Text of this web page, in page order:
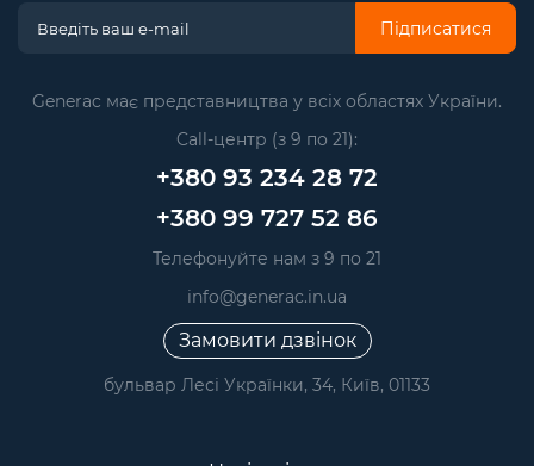
Підписатися
Generac має представництва у всіх областях України.
Call-центр (з 9 по 21):
+380 93 234 28 72
+380 99 727 52 86
Телефонуйте нам з 9 по 21
info@generac.in.ua
Замовити дзвінок
бульвар Лесі Українки, 34, Київ, 01133